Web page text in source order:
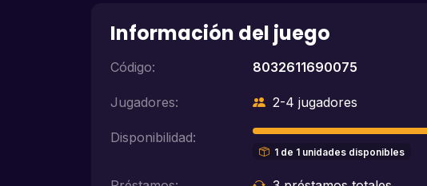
Información del juego
Código: 8032611690075
Jugadores: 2-4 jugadores
Disponibilidad:
1 de 1 unidades disponibles